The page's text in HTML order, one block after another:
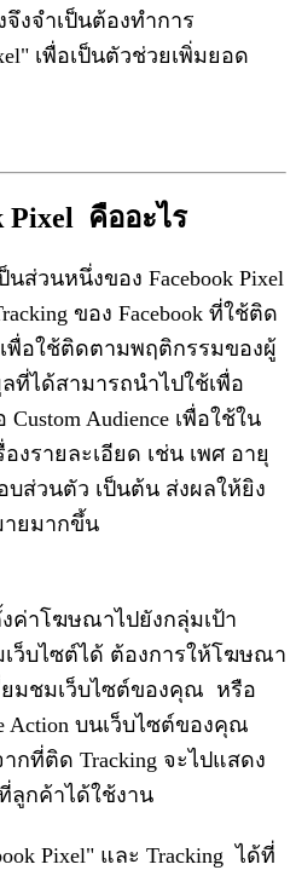
จึงจำเป็นต้องทำการ
เพื่อเป็นตัวช่วยเพิ่มยอด
Pixel คืออะไร
นส่วนหนึ่งของ Facebook Pixel
ของ Facebook ที่ใช้ติด
พื่อใช้ติดตามพฤติกรรมของผู้
ที่ได้สามารถนำไปใช้เพื่อ
Audience เพื่อใช้ใน
งรายละเอียด เช่น เพศ อายุ
ส่วนตัว เป็นต้น ส่งผลให้ยิง
ยมากขึ้น
ค่าโฆษณาไปยังกลุ่มเป้า
ว็บไซต์ได้ ต้องการให้โฆษณา
ยมชมเว็บไซต์ของคุณ หรือ
Action บนเว็บไซต์ของคุณ
ที่ติด Tracking จะไปแสดง
ลูกค้าได้ใช้งาน
Pixel" และ Tracking ได้ที่